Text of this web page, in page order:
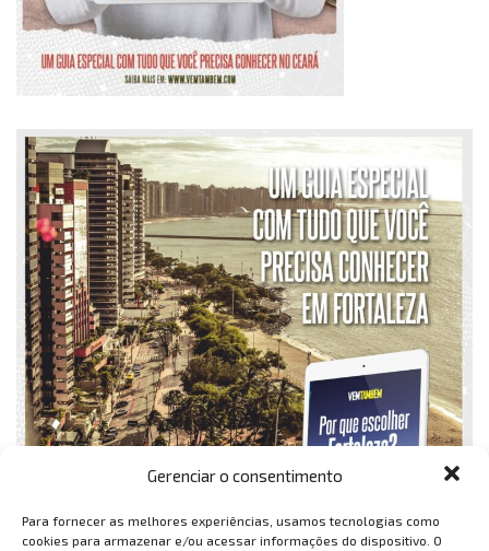
Gerenciar o consentimento
Para fornecer as melhores experiências, usamos tecnologias como
cookies para armazenar e/ou acessar informações do dispositivo. O